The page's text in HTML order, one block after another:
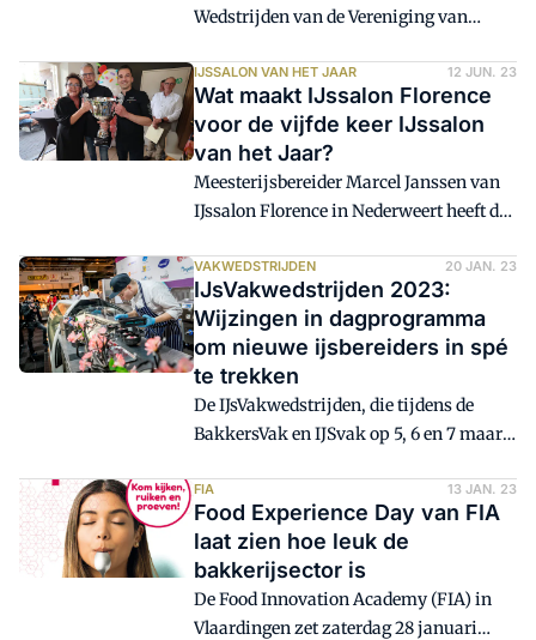
Wedstrijden van de Vereniging van
In verband met de voorrondes van De
Gouden IJsspatel kun je je tot uiterlijk 24
december inschrijven als deelnemer.
Voor De Gouden IJscreatie staat de
deadline op 25 februari.
IJSSALON VAN HET JAAR 12 JUN. 23
Wat maakt IJssalon Florence
voor de vijfde keer IJssalon
van het Jaar?
Meesterijsbereider Marcel Janssen van
IJssalon Florence in Nederweert heeft de
en 2013 in de wacht gesleept. Zijn zoon
Steff, die het bedrijf komend jaar
overneemt, won de wedstrijd in 2018. Dit
jaar eindigt de ijssalon wederom op de
eerste plaats. Wat is het geheim achter
het succes?
VAKWEDSTRIJDEN 20 JAN. 23
IJsVakwedstrijden 2023:
Wijzingen in dagprogramma
om nieuwe ijsbereiders in spé
te trekken
De IJsVakwedstrijden, die tijdens de
BakkersVak en IJSvak op 5, 6 en 7 maart
gehouden, hebben dit jaar een nieuwe
indeling gekregen. 'Gewoonlijk was op
zondag de SVH Meesterijsbereidersdag,
op maandag de Gouden IJsspatel en op
dinsdag de Gouden IJscreatie. Echter
hebben we voor dit jaar besloten om de
FIA 13 JAN. 23
Food Experience Day van FIA
laat zien hoe leuk de
bakkerijsector is
De Food Innovation Academy (FIA) in
Vlaardingen zet zaterdag 28 januari